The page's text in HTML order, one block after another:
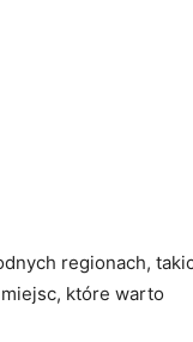
regionach,
które warto